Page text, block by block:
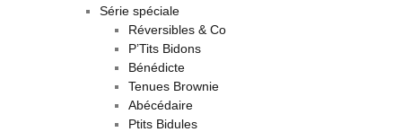
Série spéciale
Réversibles & Co
P’Tits Bidons
Bénédicte
Tenues Brownie
Abécédaire
Ptits Bidules